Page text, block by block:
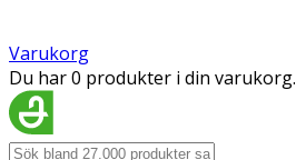
Varukorg
Du har 0 produkter i din varukorg.